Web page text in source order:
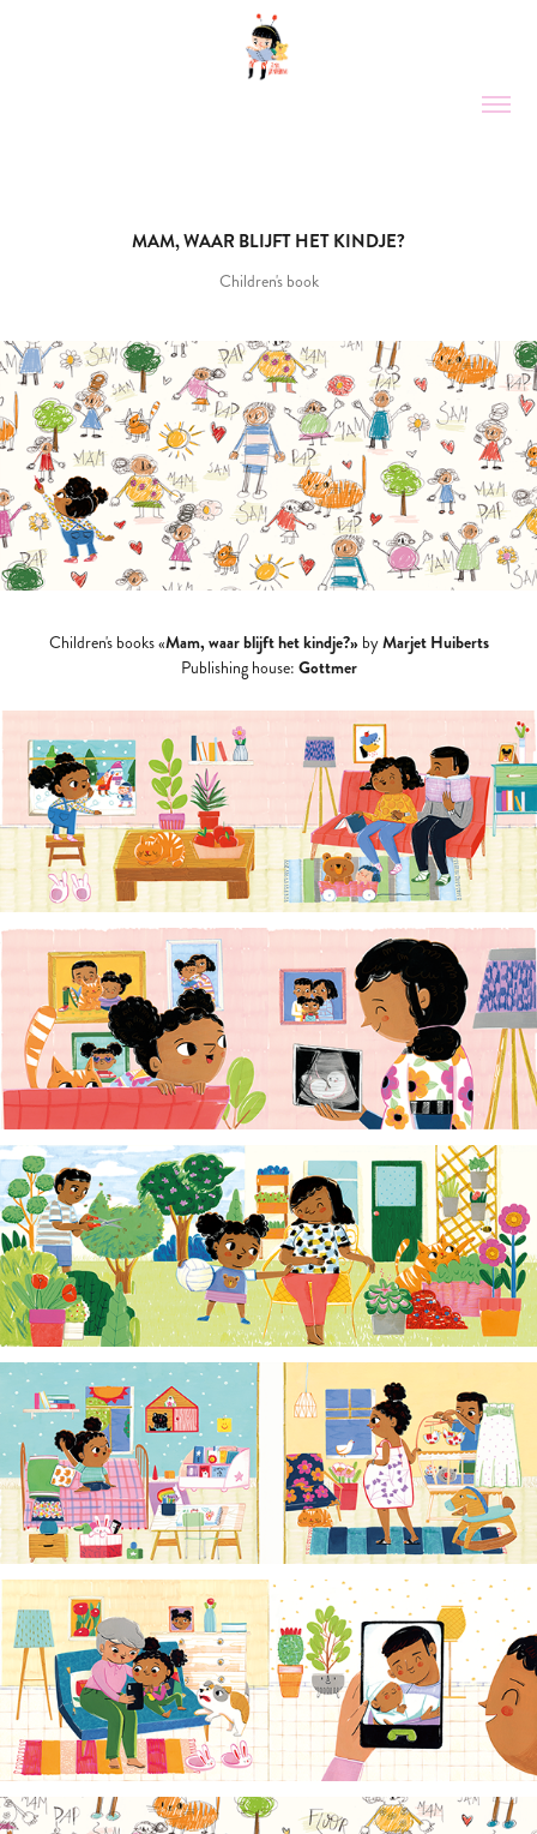
MAM, WAAR BLIJFT HET KINDJE?
Children's book
Children's books «Mam, waar blijft het kindje?»byMarjet Huiberts
Publishing house: Gottmer